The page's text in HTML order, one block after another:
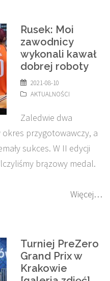
Rusek: Moi
zawodnicy
wykonali kawał
dobrej roboty
2021-08-10
AKTUALNOŚCI
Zaledwie dwa
przygotowawczy, a
sukces. W II edycji
brązowy medal.
Więcej…
Turniej PreZero
Grand Prix w
Krakowie